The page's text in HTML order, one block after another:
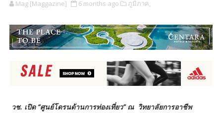
Mag [Maggazine]
6 months ago ภูมิภาค,
วช. เปิด “ศูนย์โดรนด้านการท่องเที่ยว” ณ วิทยาลัยการอาชีพ